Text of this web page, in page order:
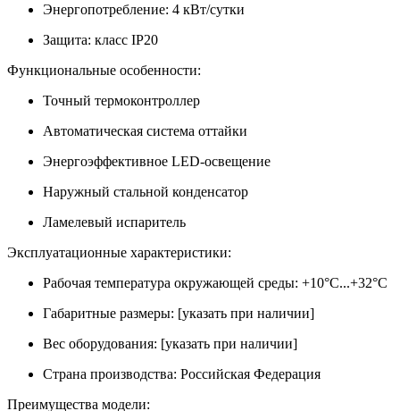
Энергопотребление: 4 кВт/сутки
Защита: класс IP20
Функциональные особенности:
Точный термоконтроллер
Автоматическая система оттайки
Энергоэффективное LED-освещение
Наружный стальной конденсатор
Ламелевый испаритель
Эксплуатационные характеристики:
Рабочая температура окружающей среды: +10°C...+32°C
Габаритные размеры: [указать при наличии]
Вес оборудования: [указать при наличии]
Страна производства: Российская Федерация
Преимущества модели: